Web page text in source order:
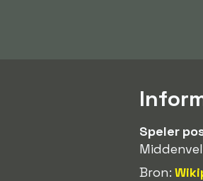
Speler
Bron: